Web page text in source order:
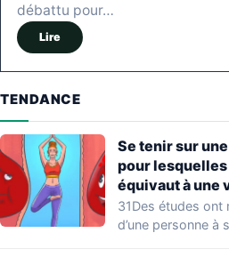
débattu pour…
Lire
TENDANCE
Se tenir sur
pour
équivaut à une
d’entraînement
31Des études ont
d’une personne à